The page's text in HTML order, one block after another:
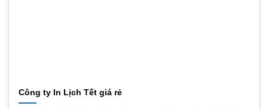
Công ty In Lịch Tết giá rẻ